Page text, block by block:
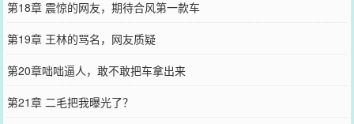
第18章 震惊的网友，期待合风第一款车
第19章 王林的骂名，网友质疑
第20章咄咄逼人，敢不敢把车拿出来
第21章 二毛把我曝光了？